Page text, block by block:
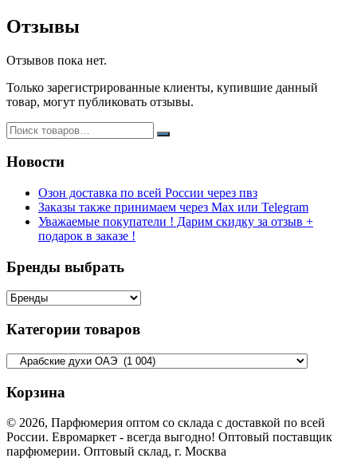
Отзывы
Отзывов пока нет.
Только зарегистрированные клиенты, купившие данный
товар, могут публиковать отзывы.
Новости
Озон доставка по всей России через пвз
Заказы также принимаем через Max или Telegram
Уважаемые покупатели ! Дарим скидку за отзыв +
подарок в заказе !
Бренды выбрать
Категории товаров
Корзина
© 2026, Парфюмерия оптом со склада с доставкой по всей
России. Евромаркет - всегда выгодно! Оптовый поставщик
парфюмерии. Оптовый склад, г. Москва